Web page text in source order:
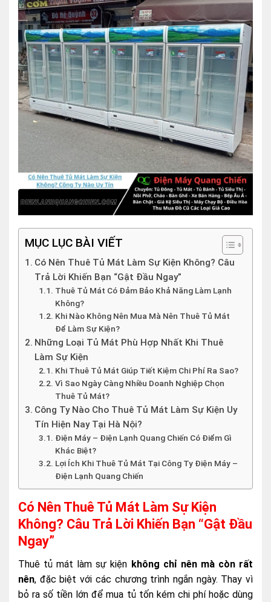
MỤC LỤC BÀI VIẾT
Có Nên Thuê Tủ Mát Làm Sự Kiện Không? Câu
Trả Lời Khiến Bạn “Gật Đầu Ngay”
Thuê Tủ Mát Có Đảm Bảo Khả Năng Làm Lạnh
Không?
Khi Nào Không Nên Mua Mà Nên Thuê Tủ Mát
Để Làm Sự Kiện?
Những Loại Tủ Mát Phù Hợp Nhất Khi Thuê
Làm Sự Kiện
Khi Thuê Tủ Mát Giúp Tiết Kiệm Chi Phí Ra Sao?
Vì Sao Ngày Càng Nhiều Doanh Nghiệp Chọn
Thuê Tủ Mát?
Công Ty Nào Cho Thuê Tủ Mát Làm Sự Kiện Uy
Tín Hiện Nay Tại Hà Nội?
Điện Máy – Điện Lạnh Quang Chiến Có Điểm Gì
Khác Biệt?
Lợi Ích Khi Thuê Tủ Mát Tại Công Ty Điện Máy –
Điện Lạnh Quang Chiến
Có Nên Thuê Tủ Mát Làm Sự Kiện
Không? Câu Trả Lời Khiến Bạn “Gật Đầu
Ngay”
Thuê tủ mát làm sự kiện không chỉ nên mà còn rất
nên, đặc biệt với các chương trình ngắn ngày. Thay vì
bỏ ra số tiền lớn để mua tủ tốn kém chi phí hoặc dùng